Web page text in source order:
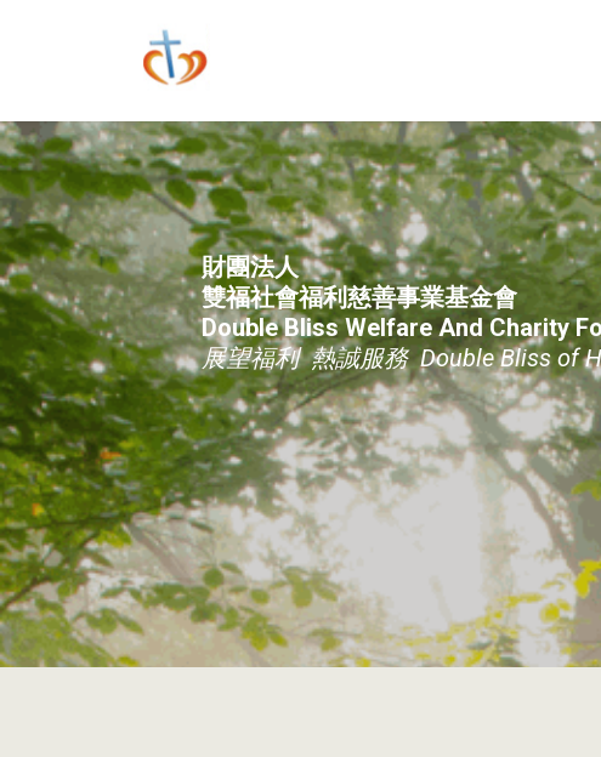
財團法人
雙福社會福利慈善事業基金會
Double Bliss Welfare And Charity
展望福利 熱誠服務 Double Bliss of